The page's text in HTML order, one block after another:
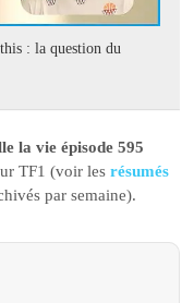
: la question du
la vie épisode 595
TF1 (voir lesrésumés
par semaine).